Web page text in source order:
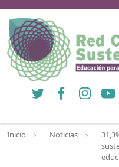
Twitter FacebookInstagram
Inicio Noticias